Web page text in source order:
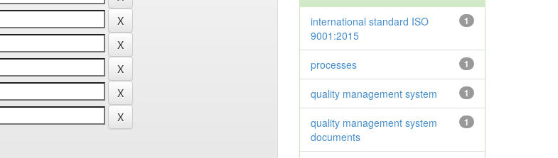
1
international standard ISO
9001:2015
1
processes
1
quality management system
1
quality management system
documents